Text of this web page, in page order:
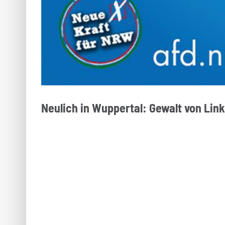
Neulich in Wuppertal: Gewalt von